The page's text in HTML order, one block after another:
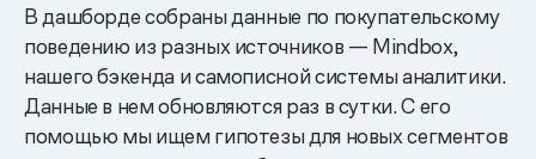
В дашборде собраны данные по покупательскому
поведению из разных источников — Mindbox,
нашего бэкенда и самописной системы аналитики.
Данные в нем обновляются раз в сутки. С его
помощью мы ищем гипотезы для новых сегментов